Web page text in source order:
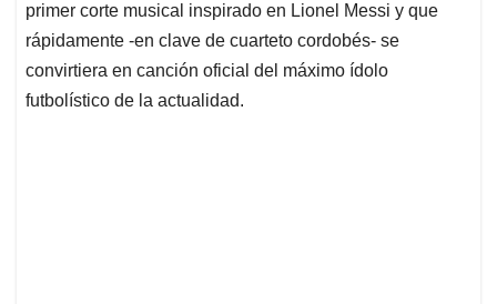
primer corte musical inspirado en Lionel Messi y que
rápidamente -en clave de cuarteto cordobés- se
convirtiera en canción oficial del máximo ídolo
futbolístico de la actualidad.